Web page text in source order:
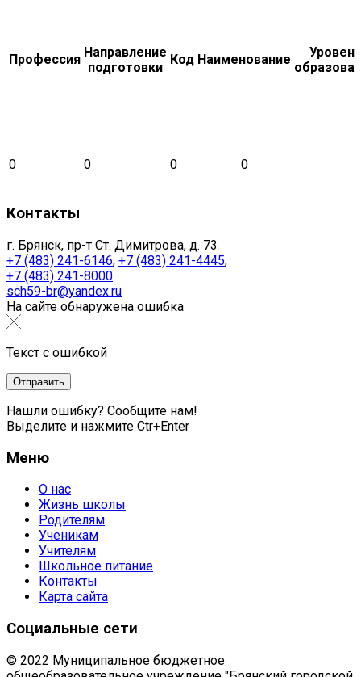
Профессия Направление
подготовки
Код Наименование
Уровень
0 0 0 0
Контакты
г. Брянск, пр-т Ст. Димитрова, д. 73
+7 (483) 241-6146, +7 (483) 241-4445,
+7 (483) 241-8000
sch59-br@yandex.ru
На сайте обнаружена ошибка
Текст с ошибкой
Нашли ошибку? Сообщите нам!
Выделите и нажмите Ctr+Enter
Меню
О нас
Жизнь школы
Родителям
Ученикам
Учителям
Школьное питание
Контакты
Карта сайта
Социальные сети
© 2022 Муниципальное бюджетное